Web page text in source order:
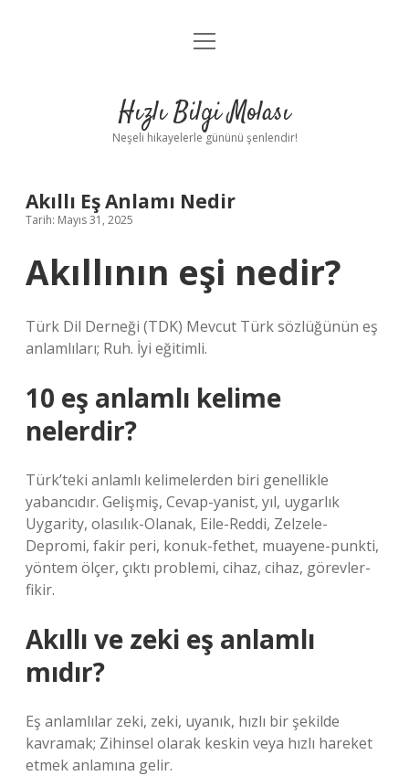
Anasayfa
Yasal Uyarı
menüyü
Hızlı Bilgi Molası
Neşeli hikayelerle gününü şenlendir!
Akıllı Eş Anlamı Nedir
Tarih: Mayıs 31, 2025
Akıllının eşi nedir?
Türk Dil Derneği (TDK) Mevcut Türk sözlüğünün eş
anlamlıları; Ruh. İyi eğitimli.
10 eş anlamlı kelime
nelerdir?
Türk’teki anlamlı kelimelerden biri genellikle
yabancıdır. Gelişmiş, Cevap-yanist, yıl, uygarlık
Uygarity, olasılık-Olanak, Eile-Reddi, Zelzele-
Depromi, fakir peri, konuk-fethet, muayene-punkti,
yöntem ölçer, çıktı problemi, cihaz, cihaz, görevler-
fikir.
Akıllı ve zeki eş anlamlı
mıdır?
Eş anlamlılar zeki, zeki, uyanık, hızlı bir şekilde
kavramak; Zihinsel olarak keskin veya hızlı hareket
etmek anlamına gelir.